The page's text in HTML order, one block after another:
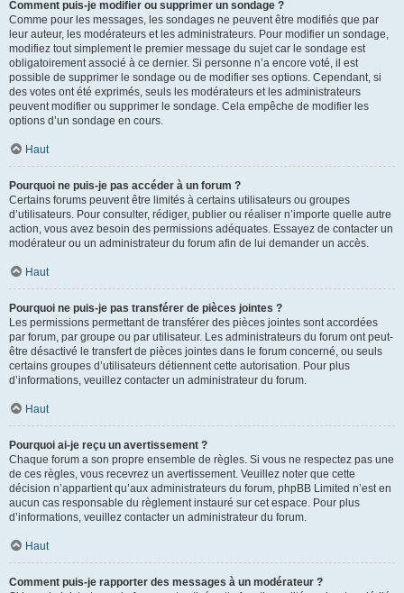
Comment puis-je modifier ou supprimer un sondage ?
Comme pour les messages, les sondages ne peuvent être modifiés que par
leur auteur, les modérateurs et les administrateurs. Pour modifier un sondage,
modifiez tout simplement le premier message du sujet car le sondage est
obligatoirement associé à ce dernier. Si personne n’a encore voté, il est
possible de supprimer le sondage ou de modifier ses options. Cependant, si
des votes ont été exprimés, seuls les modérateurs et les administrateurs
peuvent modifier ou supprimer le sondage. Cela empêche de modifier les
options d’un sondage en cours.
Haut
Pourquoi ne puis-je pas accéder à un forum ?
Certains forums peuvent être limités à certains utilisateurs ou groupes
d’utilisateurs. Pour consulter, rédiger, publier ou réaliser n’importe quelle autre
action, vous avez besoin des permissions adéquates. Essayez de contacter un
modérateur ou un administrateur du forum afin de lui demander un accès.
Haut
Pourquoi ne puis-je pas transférer de pièces jointes ?
Les permissions permettant de transférer des pièces jointes sont accordées
par forum, par groupe ou par utilisateur. Les administrateurs du forum ont peut-
être désactivé le transfert de pièces jointes dans le forum concerné, ou seuls
certains groupes d’utilisateurs détiennent cette autorisation. Pour plus
d’informations, veuillez contacter un administrateur du forum.
Haut
Pourquoi ai-je reçu un avertissement ?
Chaque forum a son propre ensemble de règles. Si vous ne respectez pas une
de ces règles, vous recevrez un avertissement. Veuillez noter que cette
décision n’appartient qu’aux administrateurs du forum, phpBB Limited n’est en
aucun cas responsable du règlement instauré sur cet espace. Pour plus
d’informations, veuillez contacter un administrateur du forum.
Haut
Comment puis-je rapporter des messages à un modérateur ?